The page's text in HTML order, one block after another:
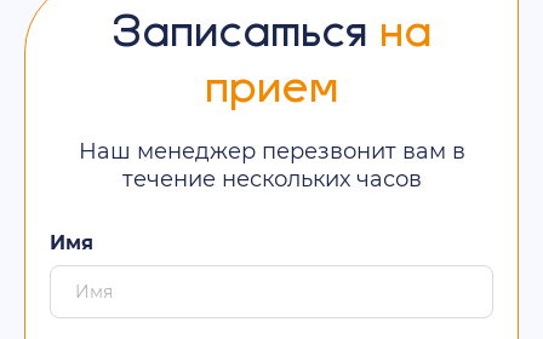
Записаться на
прием
Наш менеджер перезвонит вам в
течение нескольких часов
Имя